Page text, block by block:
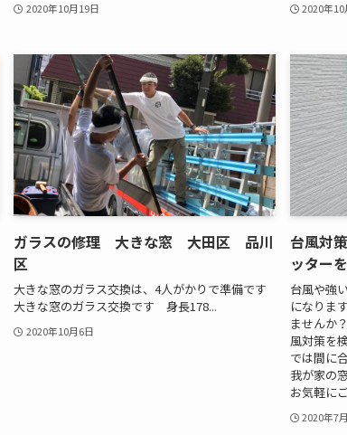
2020年10月19日 2020年
ガラスの修理 大きな窓 大田区 品川
区
大きな窓のガラス交換は、4人がかりで準備です
大きな窓のガラス交換です 身長178...
2020年10月6日
台風対
ッター
台風や強
になりま
ませんか
風対策を
では間に
我が家の
お気軽に
2020年7